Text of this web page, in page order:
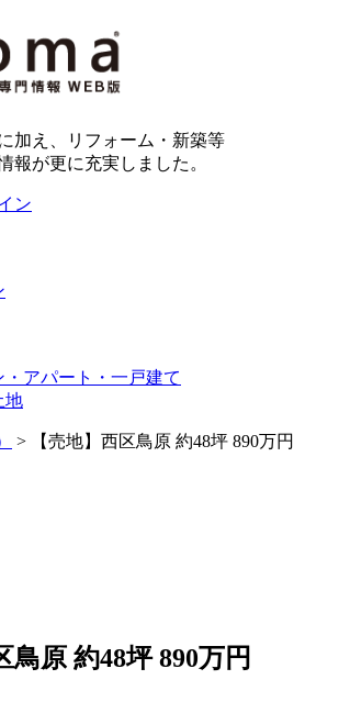
加え、リフォーム・新築等
報が更に充実しました。
> 【売地】西区鳥原 約48坪 890万円
鳥原 約48坪 890万円